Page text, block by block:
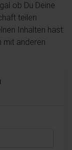
ob Du Deine
teilen
Inhalten hast:
mit anderen